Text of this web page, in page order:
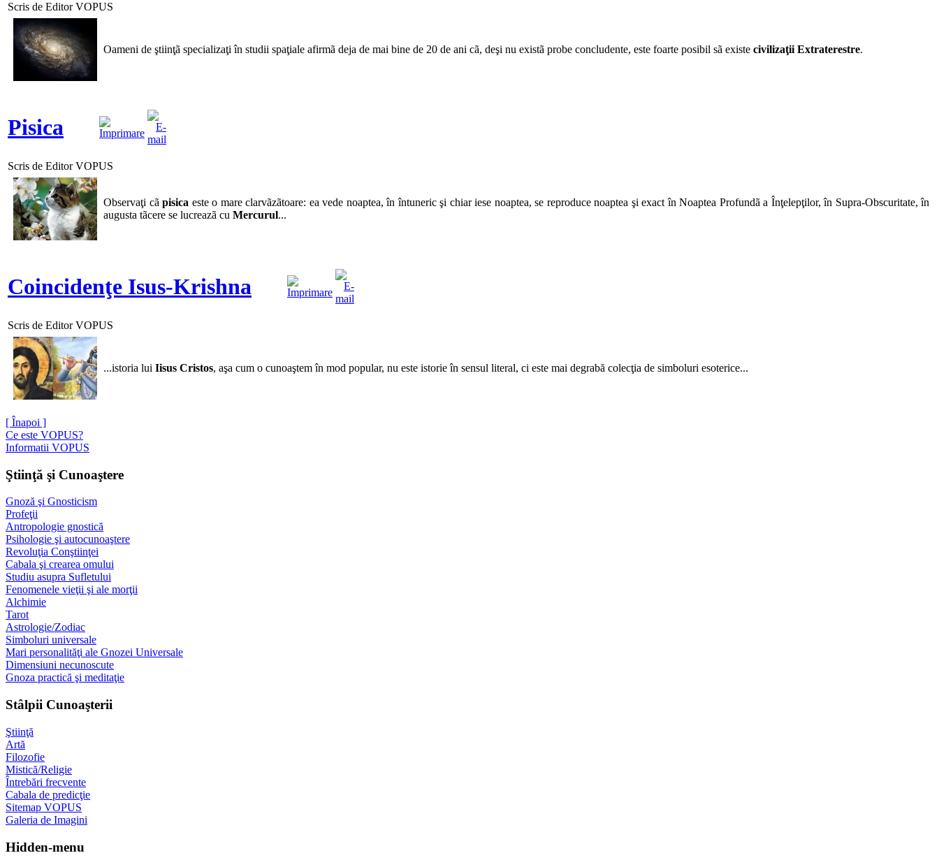
Scris de Editor VOPUS
Oameni de ştiinţã specializaţi în studii spaţiale afirmã deja de mai bine de 20 de ani cã, deşi nu existã probe concludente, este foarte posibil sã existe civilizaţii Extraterestre.
Pisica
Scris de Editor VOPUS
Observaţi cã pisica este o mare clarvãzãtoare: ea vede noaptea, în întuneric şi chiar iese noaptea, se reproduce noaptea şi exact în Noaptea Profundã a Înţelepţilor, în Supra-Obscuritate, în
augusta tãcere se lucreazã cu Mercurul...
Coincidenţe Isus-Krishna
Scris de Editor VOPUS
...istoria lui Iisus Cristos, aşa cum o cunoaştem în mod popular, nu este istorie în sensul literal, ci este mai degrabă colecţia de simboluri esoterice...
[ Înapoi ]
Ce este VOPUS?
Informatii VOPUS
Ştiinţă şi Cunoaştere
Gnoză şi Gnosticism
Profeţii
Antropologie gnostică
Psihologie şi autocunoaştere
Revoluţia Conştiinţei
Cabala şi crearea omului
Studiu asupra Sufletului
Fenomenele vieţii şi ale morţii
Alchimie
Tarot
Astrologie/Zodiac
Simboluri universale
Mari personalităţi ale Gnozei Universale
Dimensiuni necunoscute
Gnoza practică şi meditaţie
Stâlpii Cunoaşterii
Ştiinţă
Artă
Filozofie
Mistică/Religie
Întrebări frecvente
Cabala de predicţie
Sitemap VOPUS
Galeria de Imagini
Hidden-menu